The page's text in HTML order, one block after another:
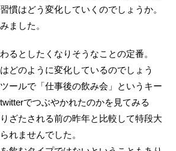
慣はどう変化していくのでしょうか。
ました。
るとしたくなりそうなことの定番。
どのように変化しているのでしょう
ールで「仕事後の飲み会」というキー
でつぶやかれたのかを見てみる
ざたされる前の昨年と比較して特段大
れませんでした。